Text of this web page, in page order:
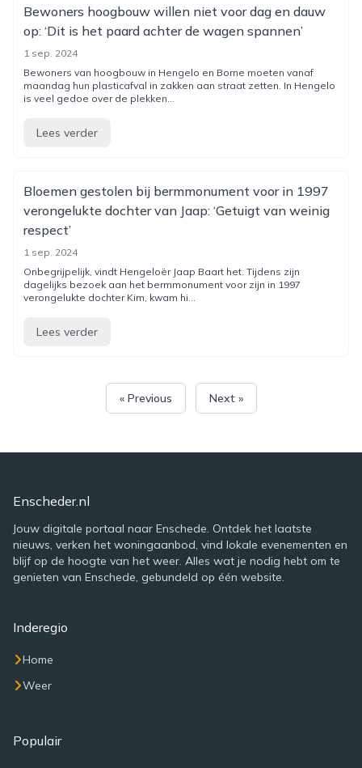
Bewoners hoogbouw willen niet voor dag en dauw
op: ‘Dit is het paard achter de wagen spannen’
1 sep. 2024
Bewoners van hoogbouw in Hengelo en Borne moeten vanaf
maandag hun plasticafval in zakken aan straat zetten. In Hengelo
is veel gedoe over de plekken...
Lees verder
Bloemen gestolen bij bermmonument voor in 1997
verongelukte dochter van Jaap: ‘Getuigt van weinig
respect’
1 sep. 2024
Onbegrijpelijk, vindt Hengeloër Jaap Baart het. Tijdens zijn
dagelijks bezoek aan het bermmonument voor zijn in 1997
verongelukte dochter Kim, kwam hi...
Lees verder
« Previous Next »
Enscheder.nl
Jouw digitale portaal naar Enschede. Ontdek het laatste
nieuws, verken het woningaanbod, vind lokale evenementen en
blijf op de hoogte van het weer. Alles wat je nodig hebt om te
genieten van Enschede, gebundeld op één website.
Inderegio
Home
Weer
Populair